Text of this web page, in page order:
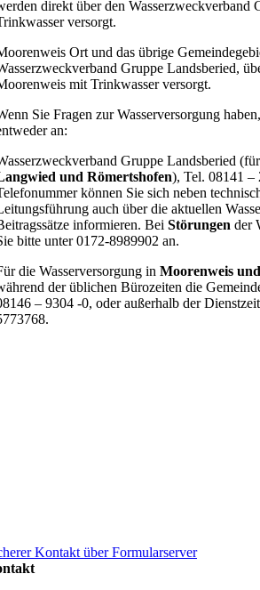
direkt über den Wasserzweckverband
versorgt.
Ort und das übrige
Gruppe Landsberied,
mit Trinkwasser versorgt.
Sie Fragen zur Wasserversorgung
an:
Gruppe Landsberied (für
und Römertshofen), Tel. 08141 –
können Sie sich neben
auch über die aktuellen
informieren. Bei Störungen der
bitte unter 0172-8989902 an.
die Wasserversorgung in Moorenweis
der üblichen Bürozeiten die
– 9304 -0, oder außerhalb der
Kontakt über Formularserver